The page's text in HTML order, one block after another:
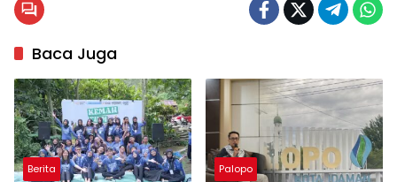
Baca Juga
Berita Palopo